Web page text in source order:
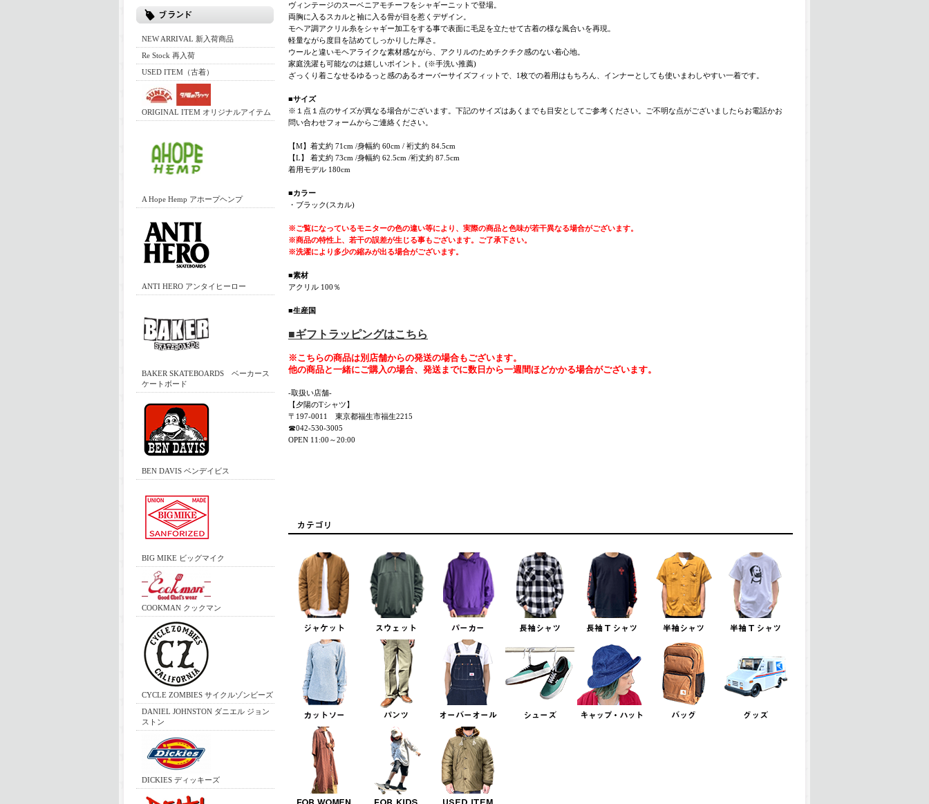
NEW ARRIVAL 新入荷商品
Re Stock 再入荷
USED ITEM（古着）
ORIGINAL ITEM オリジナルアイテム
A Hope Hemp アホープヘンプ
ANTI HERO アンタイヒーロー
BAKER SKATEBOARDS ベーカース
ケートボード
BEN DAVIS ベンデイビス
BIG MIKE ビッグマイク
COOKMAN クックマン
CYCLE ZOMBIES サイクルゾンビーズ
DANIEL JOHNSTON ダニエル ジョン
ストン
DICKIES ディッキーズ
ヴィンテージのスーベニアモチーフをシャギーニットで登場。
両胸に入るスカルと袖に入る骨が目を惹くデザイン。
モヘア調アクリル糸をシャギー加工をする事で表面に毛足を立たせて古着の様な風合いを再現。
軽量ながら度目を詰めてしっかりした厚さ。
ウールと違いモヘアライクな素材感ながら、アクリルのためチクチク感のない着心地。
家庭洗濯も可能なのは嬉しいポイント。(※手洗い推薦)
ざっくり着こなせるゆるっと感のあるオーバーサイズフィットで、1枚での着用はもちろん、インナーとしても使いまわしやすい一着です。
■サイズ
※１点１点のサイズが異なる場合がございます。下記のサイズはあくまでも目安としてご参考ください。ご不明な点がございましたらお電話かお
問い合わせフォームからご連絡ください。
【M】着丈約 71cm /身幅約 60cm / 裄丈約 84.5cm
【L】 着丈約 73cm /身幅約 62.5cm /裄丈約 87.5cm
着用モデル 180cm
■カラー
・ブラック(スカル)
※ご覧になっているモニターの色の違い等により、実際の商品と色味が若干異なる場合がございます。
※商品の特性上、若干の誤差が生じる事もございます。ご了承下さい。
※洗濯により多少の縮みが出る場合がございます。
■素材
アクリル 100％
■生産国
■ギフトラッピングはこちら
※こちらの商品は別店舗からの発送の場合もございます。
他の商品と一緒にご購入の場合、発送までに数日から一週間ほどかかる場合がございます。
-取扱い店舗-
【夕陽のTシャツ】
〒197-0011 東京都福生市福生2215
☎042-530-3005
OPEN 11:00～20:00